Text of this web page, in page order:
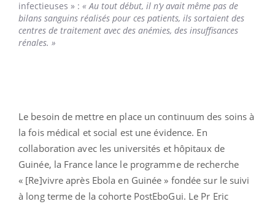
infectieuses » : « Au tout début, il n’y avait même pas de
bilans sanguins réalisés pour ces patients, ils sortaient des
centres de traitement avec des anémies, des insuffisances
rénales. »
Le besoin de mettre en place un continuum des soins à
la fois médical et social est une évidence. En
collaboration avec les universités et hôpitaux de
Guinée, la France lance le programme de recherche
« [Re]vivre après Ebola en Guinée » fondée sur le suivi
à long terme de la cohorte PostEboGui. Le Pr Eric